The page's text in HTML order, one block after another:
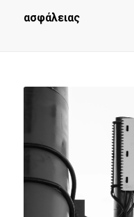
ασφάλειας